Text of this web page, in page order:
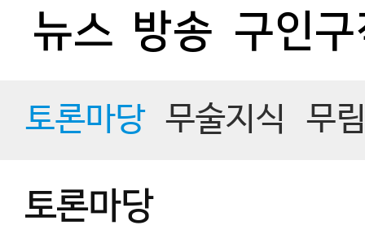
뉴스 방송 구인
토론마당 무술지식 무
토론마당